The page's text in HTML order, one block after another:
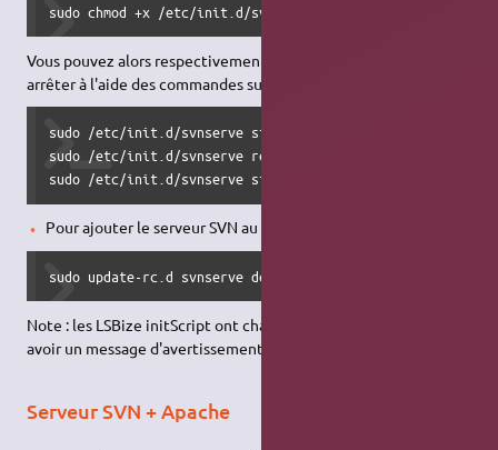
sudo chmod +x /etc/init.d/svnserve
Vous pouvez alors respectivement le démarrer, redémarrer et
arrêter à l'aide des commandes suivantes :
sudo /etc/init.d/svnserve start
sudo /etc/init.d/svnserve restart
sudo /etc/init.d/svnserve stop
Pour ajouter le serveur SVN au démarrage de la machine :
sudo update-rc.d svnserve defaults
Note : les LSBize initScript ont changé de format; vous pouvez
avoir un message d'avertissement en retour.
Serveur SVN + Apache